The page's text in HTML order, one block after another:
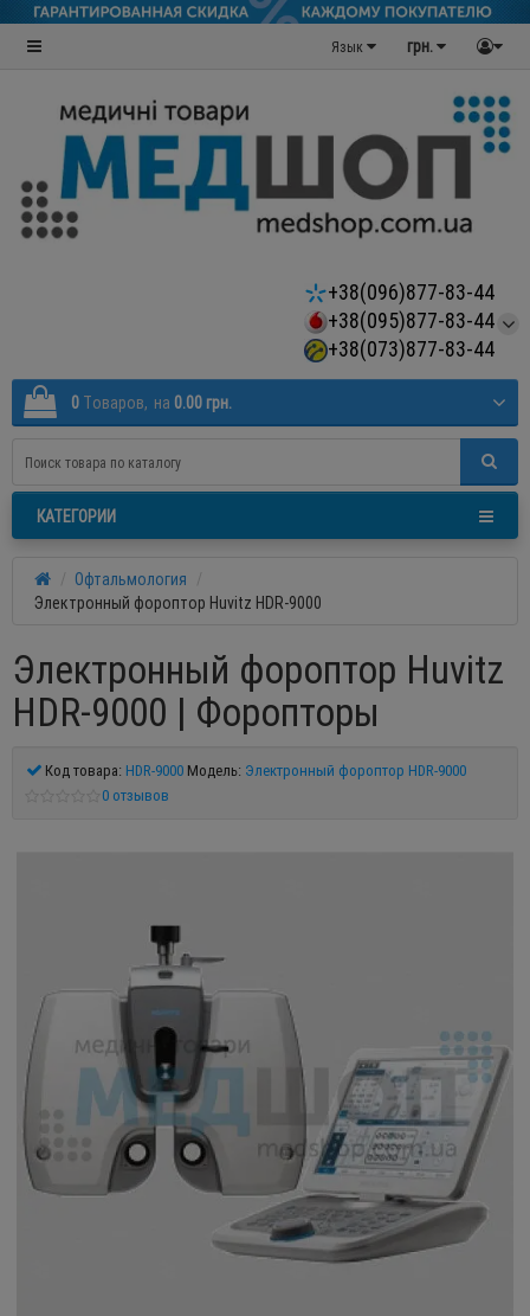
грн.
Язык
+38(096)877-83-44
+38(095)877-83-44
+38(073)877-83-44
0 Tоваров, на 0.00 грн.
КАТЕГОРИИ
Офтальмология
Электронный фороптор Huvitz HDR-9000
Электронный фороптор Huvitz
HDR-9000 | Форопторы
Код товара: HDR-9000 Модель: Электронный фороптор HDR-9000
0 отзывов